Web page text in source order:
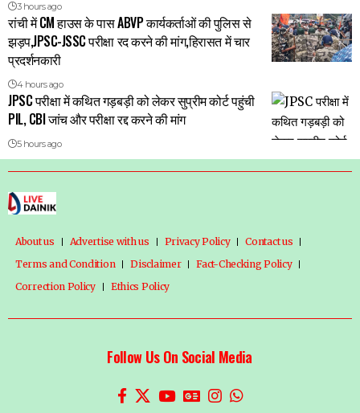
3 hours ago
रांची में CM हाउस के पास ABVP कार्यकर्ताओं की पुलिस से
झड़प,JPSC-JSSC परीक्षा रद करने की मांग,हिरासत में चार
प्रदर्शनकारी
4 hours ago
JPSC परीक्षा में कथित गड़बड़ी को लेकर सुप्रीम कोर्ट पहुंची
PIL, CBI जांच और परीक्षा रद्द करने की मांग
5 hours ago
About us Advertise with us Privacy Policy
Contact us
Terms and Condition
Disclaimer
Fact-Checking Policy
Correction Policy
Ethics Policy
Follow Us On Social Media